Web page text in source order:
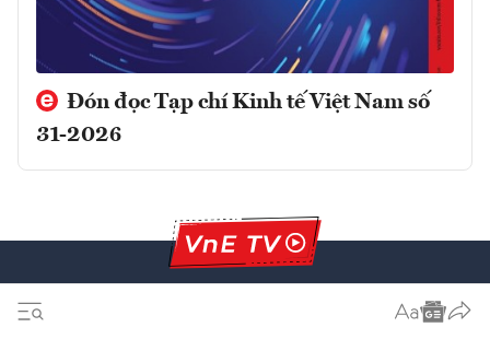
Đón đọc Tạp chí Kinh tế Việt Nam số
31-2026